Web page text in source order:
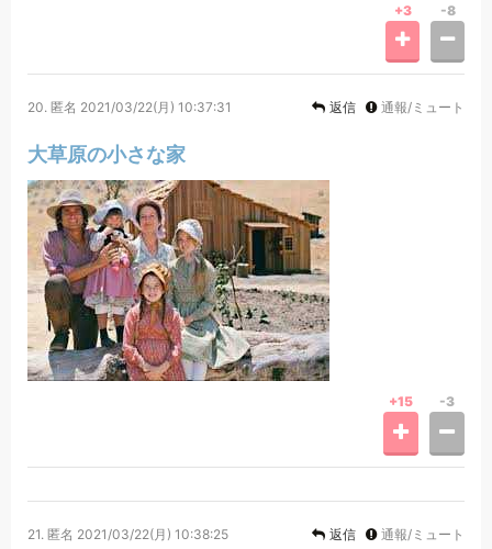
+3 -8
20. 匿名 2021/03/22(月) 10:37:31 返信 通報/ミュート
大草原の小さな家
+15 -3
21. 匿名 2021/03/22(月) 10:38:25 返信 通報/ミュート